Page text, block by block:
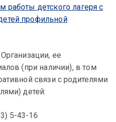
детского лагеря с
профильной
ее
(при наличии), в том
связи с родителями
детей:
5-43-16